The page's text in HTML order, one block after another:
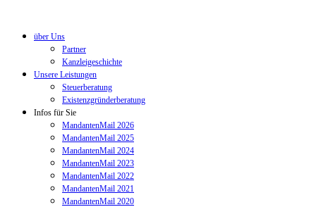
über Uns
Partner
Kanzleigeschichte
Unsere Leistungen
Steuerberatung
Existenzgründerberatung
Infos für Sie
MandantenMail 2026
MandantenMail 2025
MandantenMail 2024
MandantenMail 2023
MandantenMail 2022
MandantenMail 2021
MandantenMail 2020